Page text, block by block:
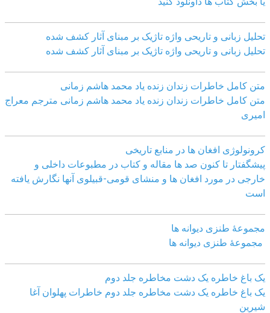
تحلیل زبانی و تاریحی واژه تاژیک بر مبنای آثار کشف شده
تحلیل زبانی و تاریحی واژه تاژیک بر مبنای آثار کشف شده
متن کامل خاطرات زندان زنده یاد محمد هاشم زمانی
متن کامل خاطرات زندان زنده یاد محمد هاشم زمانی مترجم معراج
امیری
کرونولوژی افغان ھا در منابع تاریخی
پیشگفتار تا کنون صد ھا مقاله و کتاب در مطبوعات داخلی و
خارجی در مورد افغان ھا و منشای قومی-قبیلوی آنھا نگارش یافته
است
مجموعهٔ طنزی دیوانه ها
مجموعهٔ طنزی دیوانه ها
یک باغ خاطره یک دشت مخاطره جلد دوم
یک باغ خاطره یک دشت مخاطره جلد دوم خاطرات پهلوان آغا
شیرین